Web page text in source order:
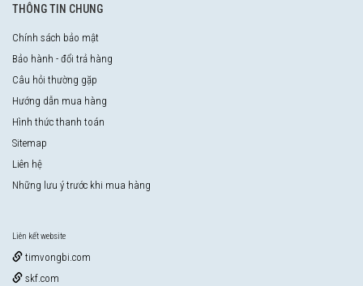
THÔNG TIN CHUNG
Chính sách bảo mật
Bảo hành - đổi trả hàng
Câu hỏi thường gặp
Hướng dẫn mua hàng
Hình thức thanh toán
Sitemap
Liên hệ
Những lưu ý trước khi mua hàng
Liên kết website
timvongbi.com
skf.com